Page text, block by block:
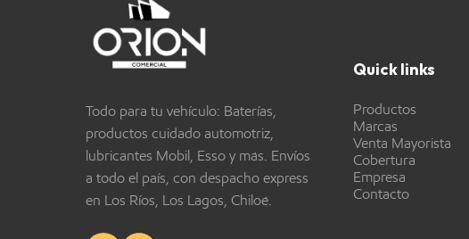
Todo para tu vehículo: Baterías,
productos cuidado automotriz,
lubricantes Mobil, Esso y más. Envíos
a todo el país, con despacho express
en Los Ríos, Los Lagos, Chiloé.
Quick links
Productos
Marcas
Venta Mayorista
Cobertura
Empresa
Contacto